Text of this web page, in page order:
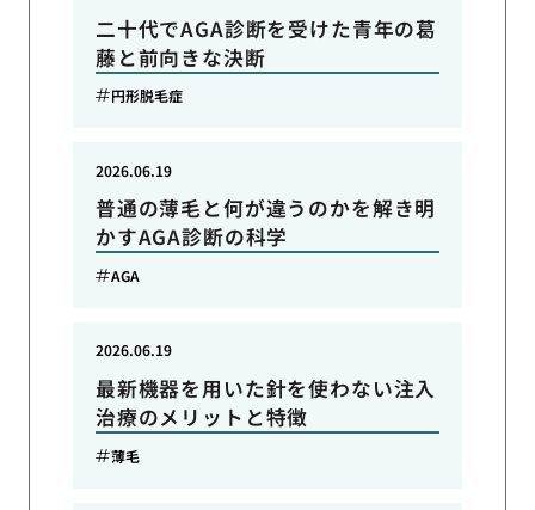
二十代でAGA診断を受けた青年の葛
藤と前向きな決断
円形脱毛症
普通の薄毛と何が違うのかを解き明
かすAGA診断の科学
2026.06.19
AGA
最新機器を用いた針を使わない注入
治療のメリットと特徴
2026.06.19
薄毛